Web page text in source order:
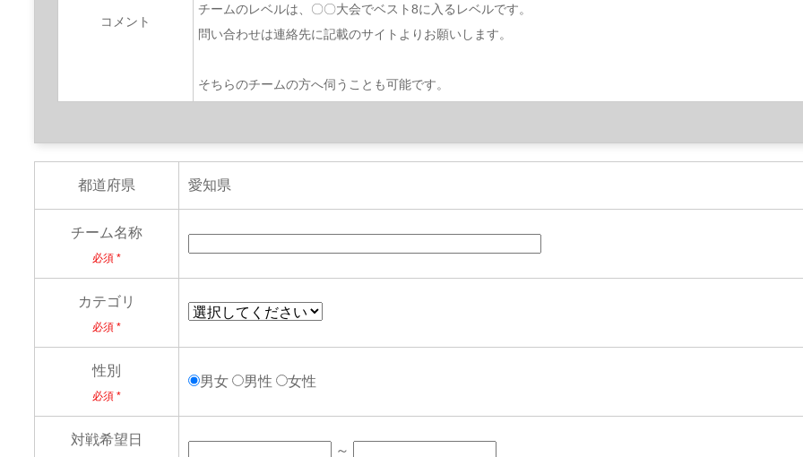
コメント
チームのレベルは、〇〇大会でベスト8に入るレベルです。
問い合わせは連絡先に記載のサイトよりお願いします。
そちらのチームの方へ伺うことも可能です。
都道府県 愛知県
チーム名称
必須
カテゴリ
必須
性別
必須
男女 男性 女性
対戦希望日
～